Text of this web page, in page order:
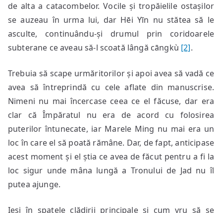
de alta a catacombelor. Vocile și tropăielile ostașilor
se auzeau în urma lui, dar Hēi Yīn nu stătea să le
asculte, continuându-și drumul prin coridoarele
subterane ce aveau să-l scoată lângă cāngkù [2].
Trebuia să scape urmăritorilor și apoi avea să vadă ce
avea să întreprindă cu cele aflate din manuscrise.
Nimeni nu mai încercase ceea ce el făcuse, dar era
clar că Împăratul nu era de acord cu folosirea
puterilor întunecate, iar Marele Ming nu mai era un
loc în care el să poată rămâne. Dar, de fapt, anticipase
acest moment și el știa ce avea de făcut pentru a fi la
loc sigur unde mâna lungă a Tronului de Jad nu îl
putea ajunge.
Ieși în spatele clădirii principale și cum vru să se